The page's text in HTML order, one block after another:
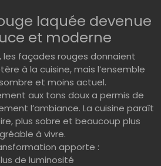
laquée devenue
et moderne
les façades rouges donnaient
à la cuisine, mais l’ensemble
et moins actuel.
aux tons doux a permis de
l’ambiance. La cuisine paraît
plus sobre et beaucoup plus
à vivre.
apporte :
de luminosité